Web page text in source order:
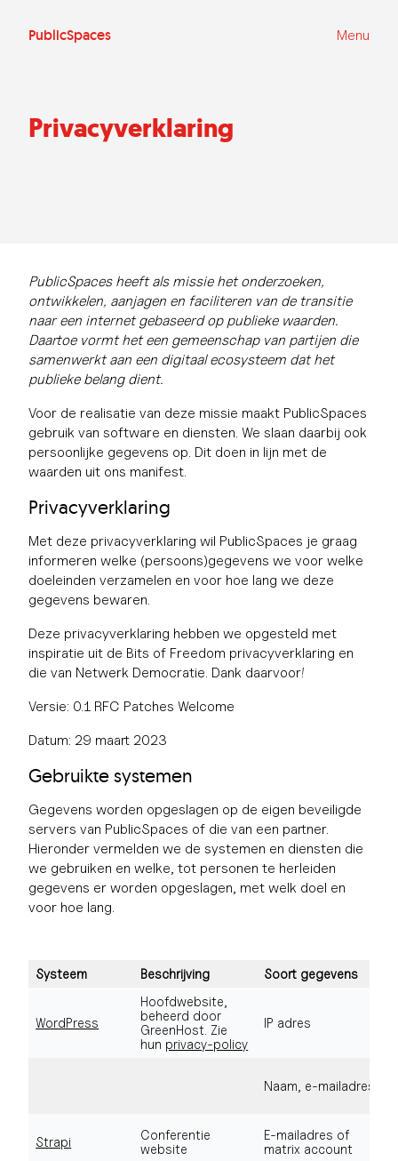
PublicSpaces Menu
Privacyverklaring
PublicSpaces heeft als missie het onderzoeken,
ontwikkelen, aanjagen en faciliteren van de transitie
naar een internet gebaseerd op publieke waarden.
Daartoe vormt het een gemeenschap van partijen die
samenwerkt aan een digitaal ecosysteem dat het
publieke belang dient.
Voor de realisatie van deze missie maakt PublicSpaces
gebruik van software en diensten. We slaan daarbij ook
persoonlijke gegevens op. Dit doen in lijn met de
waarden uit ons manifest.
Privacyverklaring
Met deze privacyverklaring wil PublicSpaces je graag
informeren welke (persoons)gegevens we voor welke
doeleinden verzamelen en voor hoe lang we deze
gegevens bewaren.
Deze privacyverklaring hebben we opgesteld met
inspiratie uit de Bits of Freedom privacyverklaring en
die van Netwerk Democratie. Dank daarvoor!
Versie: 0.1 RFC Patches Welcome
Datum: 29 maart 2023
Gebruikte systemen
Gegevens worden opgeslagen op de eigen beveiligde
servers van PublicSpaces of die van een partner.
Hieronder vermelden we de systemen en diensten die
we gebruiken en welke, tot personen te herleiden
gegevens er worden opgeslagen, met welk doel en
voor hoe lang.
Systeem Beschrijving Soort gegevens
WordPress
Hoofdwebsite,
beheerd door
GreenHost. Zie
hun privacy-policy
IP adres
Naam, e-mailadres
Strapi
Conferentie
website
E-mailadres of
matrix account